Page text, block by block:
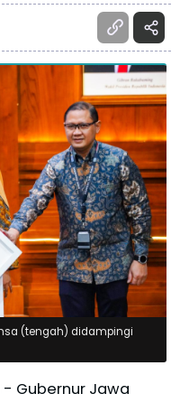
(tengah) didampingi
- Gubernur Jawa